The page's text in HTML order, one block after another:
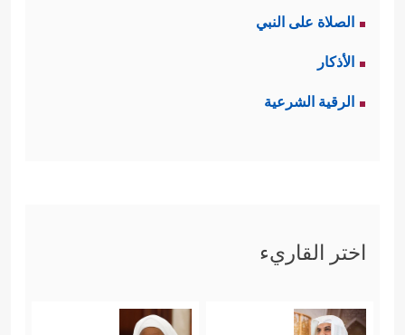
الصلاة على النبي
الأذكار
الرقية الشرعية
اختر القاريء